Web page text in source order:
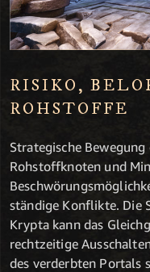
RISIKO,
ROHSTOFFE
Strategische
Rohstoffknoten und
ständige Konflikte. Die
Krypta kann das
rechtzeitige
des verderbten Portals